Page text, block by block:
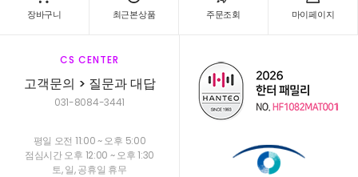
장바구니 최근본상품 주문조회 마이페이지
CS CENTER
고객문의 > 질문과 대답
031-8084-3441
평일 오전 11:00 ~ 오후 5:00
점심시간 오후 12:00 ~ 오후 1:30
토, 일, 공휴일 휴무